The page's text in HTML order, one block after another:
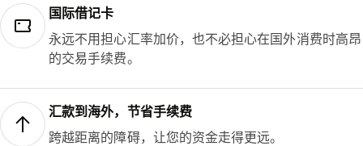
国际借记卡
永远不用担心汇率加价，也不必担心在国外消费时高昂
的交易手续费。
汇款到海外，节省手续费
跨越距离的障碍，让您的资金走得更远。